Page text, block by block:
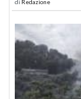
di Redazione